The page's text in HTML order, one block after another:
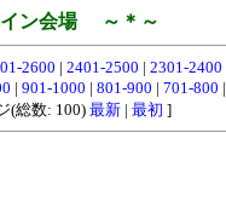
ン会場 ～＊～
2600 | 2401-2500 | 2301-2400
| 901-1000 | 801-900 | 701-800 |
(総数: 100) 最新| 最初 ]